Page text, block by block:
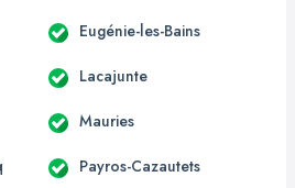
Eugénie-les-Bains
Lacajunte
Mauries
Payros-Cazautets